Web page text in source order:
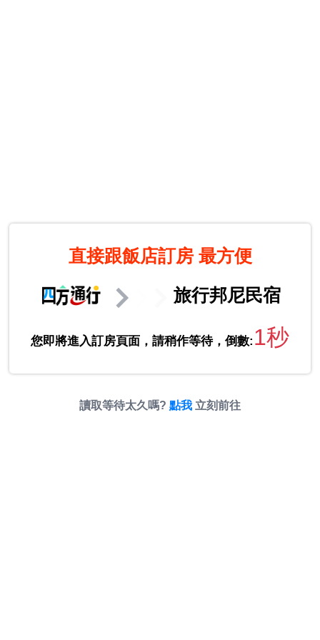
直接跟飯店訂房 最方便
旅行邦尼民宿
您即將進入訂房頁面，請稍作等待，倒數: 1秒
讀取等待太久嗎? 點我 立刻前往